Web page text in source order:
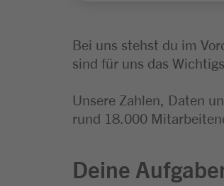
Bei uns stehst du im
sind für uns das
Unsere Zahlen, Daten
rund 18.000
Deine